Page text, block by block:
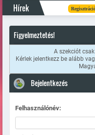
Hírek Regisztráció
Figyelmeztetés!
A szekciót
Kérlek jelentkezz be alább
Bejelentkezés
Felhasználónév: